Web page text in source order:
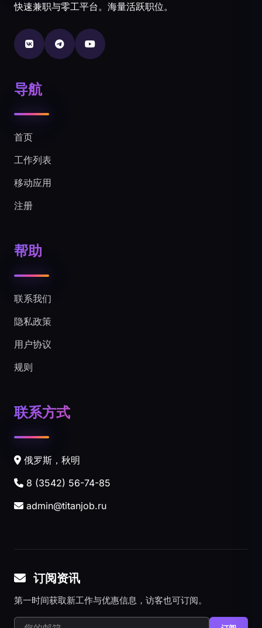
快速兼职与零工平台。海量活跃职位。
导航
首页
工作列表
移动应用
注册
帮助
联系我们
隐私政策
用户协议
规则
联系方式
俄罗斯，秋明
8 (3542) 56-74-85
admin@titanjob.ru
订阅资讯
第一时间获取新工作与优惠信息，访客也可订阅。